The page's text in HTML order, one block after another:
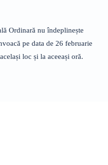
Ordinară nu îndeplinește
pe data de 26 februarie
loc și la aceeași oră.